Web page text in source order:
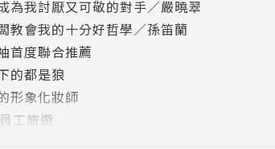
羅拉、UNIQLO、香港旅遊局、藍鐘集團、
內外知名企業品牌都曾是她的客戶。
榮，以及終身成就獎之傑出公關經營人，
這一行，或想和公關公司合作的人說明白，
做什麼。
我討厭又可敬的對手／嚴曉翠
會我的十分好哲學／孫笛蘭
首度聯合推薦
都是狼
形象化妝師
工旅遊